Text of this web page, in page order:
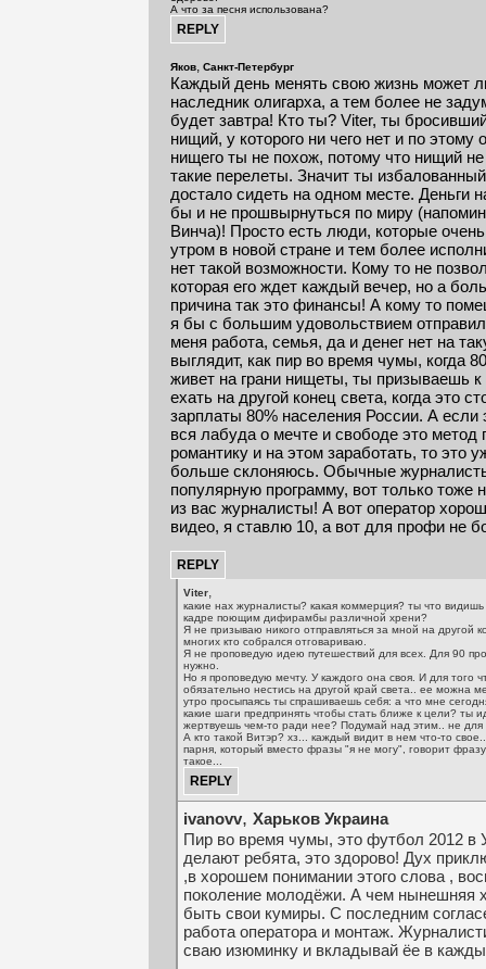
А что за песня использована?
Яков, Санкт-Петербург
Каждый день менять свою жизнь может
наследник олигарха, а тем более не
будет завтра! Кто ты? Viter, ты
нищий, у которого ни чего нет и по
нищего ты не похож, потому что нищий
такие перелеты. Значит ты
достало сидеть на одном месте. Деньги
бы и не прошвырнуться по миру
Винча)! Просто есть люди, которые
утром в новой стране и тем более
нет такой возможности. Кому то не
которая его ждет каждый вечер, но а
причина так это финансы! А кому то
я бы с большим удовольствием
меня работа, семья, да и денег нет на
выглядит, как пир во время чумы, когда
живет на грани нищеты, ты призываешь к
ехать на другой конец света, когда это
зарплаты 80% населения России. А если
вся лабуда о мечте и свободе это метод
романтику и на этом заработать, то это
больше склоняюсь. Обычные
популярную программу, вот только тоже
из вас журналисты! А вот оператор
видео, я ставлю 10, а вот для профи не
Viter,
какие нах журналисты? какая коммерция? ты что
кадре поющим дифирамбы различной хрени?
Я не призываю никого отправляться за мной на другой
многих кто собрался отговариваю.
Я не проповедую идею путешествий для всех. Для 90
нужно.
Но я проповедую мечту. У каждого она своя. И для того
обязательно нестись на другой край света.. ее можна
утро просыпаясь ты спрашиваешь себя: а что мне
какие шаги предпринять чтобы стать ближе к цели? ты
жертвуешь чем-то ради нее? Подумай над этим.. не для
А кто такой Витэр? хз... каждый видит в нем что-то
парня, который вместо фразы "я не могу", говорит
такое...
ivanovv, Харьков Украина
Пир во время чумы, это футбол 2012 в
делают ребята, это здорово! Дух
,в хорошем понимании этого слова ,
поколение молодёжи. А чем нынешняя
быть свои кумиры. С последним
работа оператора и монтаж.
сваю изюминку и вкладывай ёе в